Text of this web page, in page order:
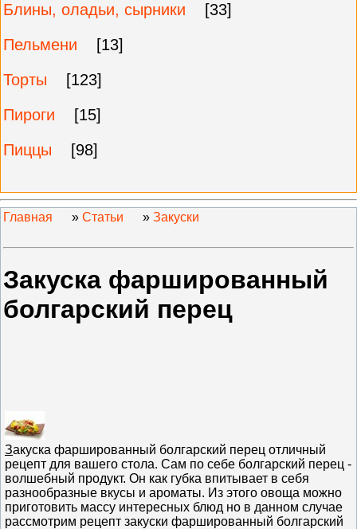
Блины, оладьи, сырники
[33]
Пельмени
[13]
Торты
[123]
Пироги
[15]
Пиццы
[98]
Главная » Статьи » Закуски
Закуска фаршированный
болгарский перец
Закуска фаршированный болгарский перец отличный
рецепт для вашего стола. Сам по себе болгарский перец -
волшебный продукт. Он как губка впитывает в себя
разнообразные вкусы и ароматы. Из этого овоща можно
приготовить массу интересных блюд но в данном случае
рассмотрим рецепт закуски фаршированный болгарский